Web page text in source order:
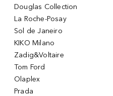
Douglas Collection
La Roche-Posay
Sol de Janeiro
KIKO Milano
Zadig&Voltaire
Tom Ford
Olaplex
Prada